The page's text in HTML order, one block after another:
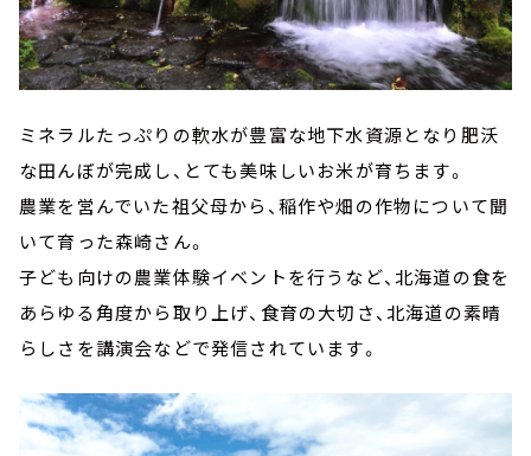
ミネラルたっぷりの軟水が豊富な地下水資源となり肥沃
な田んぼが完成し、とても美味しいお米が育ちます。
農業を営んでいた祖父母から、稲作や畑の作物について聞
いて育った森崎さん。
子ども向けの農業体験イベントを行うなど、北海道の食を
あらゆる角度から取り上げ、食育の大切さ、北海道の素晴
らしさを講演会などで発信されています。